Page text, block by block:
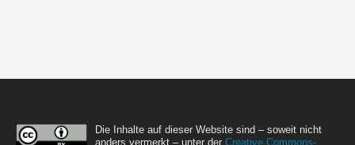
Die Inhalte auf dieser Website sind – soweit nicht
anders vermerkt – unter der Creative Commons-